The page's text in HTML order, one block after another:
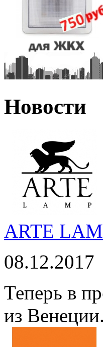
Новости
ARTE
08.12.2017
Теперь в
из Венеции.